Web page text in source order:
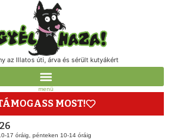
az Illatos úti, árva és sérült kutyákért
menü
MOST!
17 óráig, pénteken 10-14 óráig